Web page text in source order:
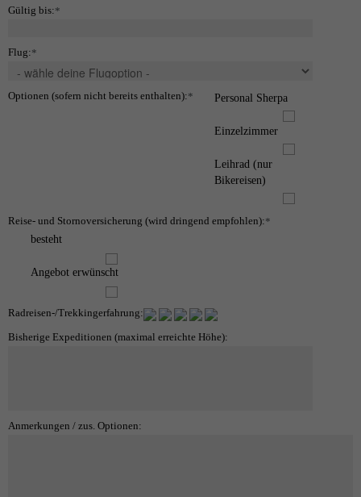
Gültig bis:*
Flug:*
Optionen (sofern nicht bereits enthalten):* Personal Sherpa
Einzelzimmer
Leihrad (nur
Bikereisen)
Reise- und Stornoversicherung (wird dringend empfohlen):*
besteht
Angebot erwünscht
Radreisen-/Trekkingerfahrung:
Bisherige Expeditionen (maximal erreichte Höhe):
Anmerkungen / zus. Optionen: